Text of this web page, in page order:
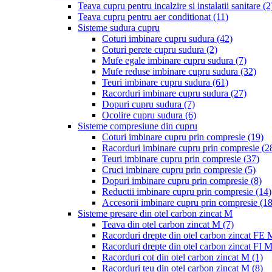
Teava cupru pentru incalzire si instalatii sanitare
Teava cupru pentru aer conditionat (11)
Sisteme sudura cupru
Coturi imbinare cupru sudura (42)
Coturi perete cupru sudura (2)
Mufe egale imbinare cupru sudura (7)
Mufe reduse imbinare cupru sudura (32)
Teuri imbinare cupru sudura (61)
Racorduri imbinare cupru sudura (27)
Dopuri cupru sudura (7)
Ocolire cupru sudura (6)
Sisteme compresiune din cupru
Coturi imbinare cupru prin compresie (19)
Racorduri imbinare cupru prin compresie
Teuri imbinare cupru prin compresie (37)
Cruci imbinare cupru prin compresie (5)
Dopuri imbinare cupru prin compresie (8)
Reductii imbinare cupru prin compresie (14)
Accesorii imbinare cupru prin compresie
Sisteme presare din otel carbon zincat M
Teava din otel carbon zincat M (7)
Racorduri drepte din otel carbon zincat FE
Racorduri drepte din otel carbon zincat FI M
Racorduri cot din otel carbon zincat M (1)
Racorduri teu din otel carbon zincat M (8)